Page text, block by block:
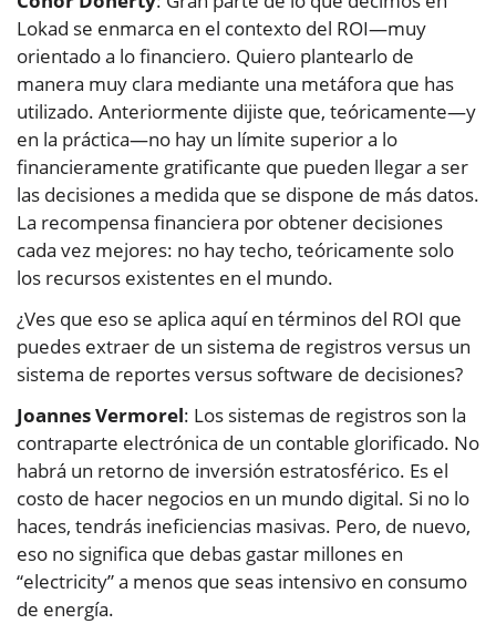
Lokad se enmarca en el contexto del ROI—muy
orientado a lo financiero. Quiero plantearlo de
manera muy clara mediante una metáfora que has
utilizado. Anteriormente dijiste que, teóricamente—y
en la práctica—no hay un límite superior a lo
financieramente gratificante que pueden llegar a ser
las decisiones a medida que se dispone de más datos.
La recompensa financiera por obtener decisiones
cada vez mejores: no hay techo, teóricamente solo
los recursos existentes en el mundo.
¿Ves que eso se aplica aquí en términos del ROI que
puedes extraer de un sistema de registros versus un
sistema de reportes versus software de decisiones?
Joannes Vermorel: Los sistemas de registros son la
contraparte electrónica de un contable glorificado. No
habrá un retorno de inversión estratosférico. Es el
costo de hacer negocios en un mundo digital. Si no lo
haces, tendrás ineficiencias masivas. Pero, de nuevo,
eso no significa que debas gastar millones en
“electricity” a menos que seas intensivo en consumo
de energía.